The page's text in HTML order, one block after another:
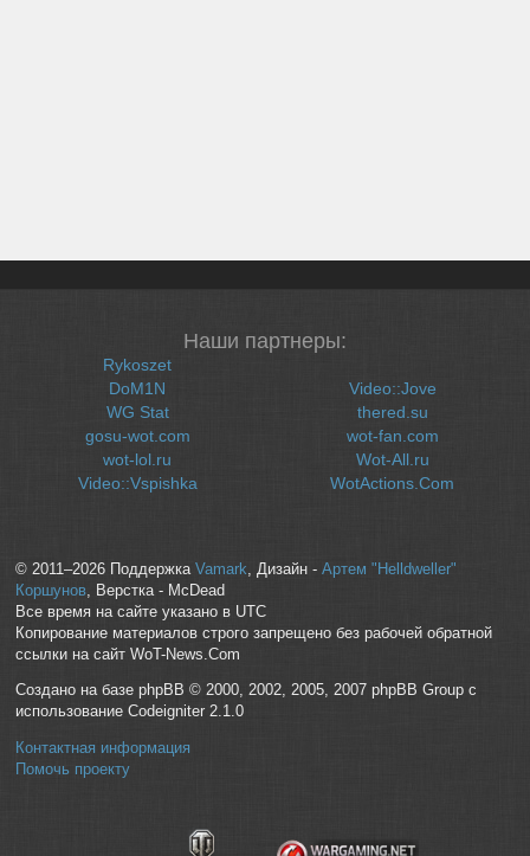
Наши партнеры:
Rykoszet
DoM1N
WG Stat
gosu-wot.com
wot-lol.ru
Video::Vspishka
Video::Jove
thered.su
wot-fan.com
Wot-All.ru
WotActions.Com
© 2011–2026 Поддержка Vamark , Дизайн - Артем "Helldweller"
Коршунов, Верстка - McDead
Все время на сайте указано в UTC
Копирование материалов строго запрещено без рабочей обратной
ссылки на сайт WoT-News.Com
Создано на базе phpBB © 2000, 2002, 2005, 2007 phpBB Group с
использование Codeigniter 2.1.0
Контактная информация
Помочь проекту